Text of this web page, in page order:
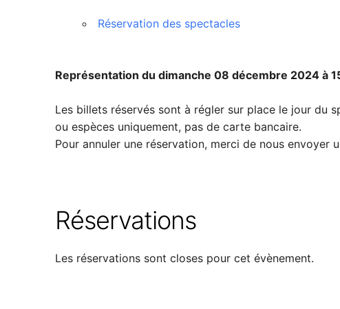
Réservation des spectacles
Représentation du dimanche 08 décembre 2024 à
Les billets réservés sont à régler sur place le jour du
ou espèces uniquement, pas de carte bancaire.
Pour annuler une réservation, merci de nous envoyer
Réservations
Les réservations sont closes pour cet évènement.